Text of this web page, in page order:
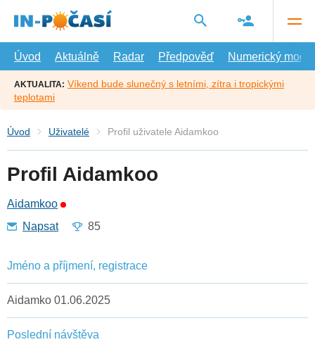
hlavní
Úvod
Aktuálně Radar Předpověď Numerický model
AKTUALITA: Víkend bude slunečný s letními, zítra i tropickými
teplotami
Úvod Uživatelé Profil uživatele Aidamkoo
Profil Aidamkoo
Aidamkoo
Napsat
85
Jméno a příjmení, registrace
Aidamko 01.06.2025
Poslední návštěva